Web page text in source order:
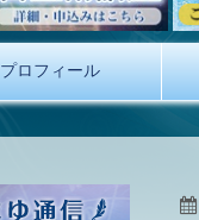
プロフィール